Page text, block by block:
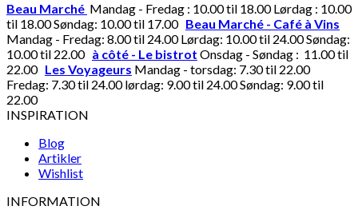
Beau Marché Mandag - Fredag : 10.00 til 18.00 Lørdag : 10.00
til 18.00 Søndag: 10.00 til 17.00 Beau Marché - Café à Vins
Mandag - Fredag: 8.00 til 24.00 Lørdag: 10.00 til 24.00 Søndag:
10.00 til 22.00 à côté - Le bistrot Onsdag - Søndag : 11.00 til
22.00 Les Voyageurs Mandag - torsdag: 7.30 til 22.00
Fredag: 7.30 til 24.00 lørdag: 9.00 til 24.00 Søndag: 9.00 til
22.00
INSPIRATION
Blog
Artikler
Wishlist
INFORMATION